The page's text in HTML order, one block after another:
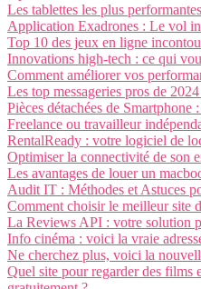
Les tablettes les plus
Application Exadrones : Le vol
Top 10 des jeux en ligne
Innovations high-tech : ce qui
Comment améliorer vos
Les top messageries pros de
Pièces détachées de Smartphone
Freelance ou travailleur
RentalReady : votre logiciel de
Optimiser la connectivité de son
Les avantages de louer un
Audit IT : Méthodes et Astuces
Comment choisir le meilleur site
La Reviews API : votre solution
Info cinéma : voici la vraie
Ne cherchez plus, voici la
Quel site pour regarder des films